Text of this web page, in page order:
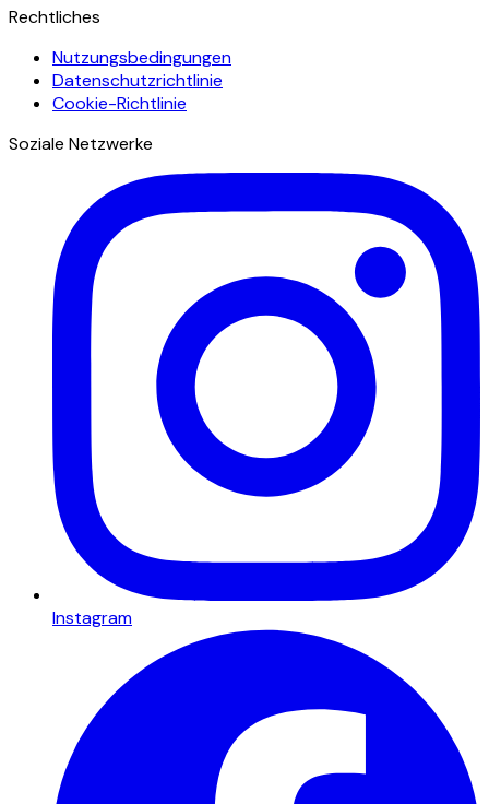
Rechtliches
Nutzungsbedingungen
Datenschutzrichtlinie
Cookie-Richtlinie
Soziale Netzwerke
Instagram